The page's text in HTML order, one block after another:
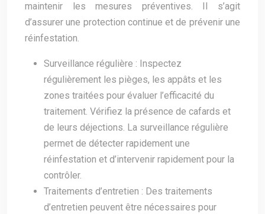
maintenir les mesures préventives. Il s’agit
d’assurer une protection continue et de prévenir une
réinfestation.
Surveillance régulière : Inspectez
régulièrement les pièges, les appâts et les
zones traitées pour évaluer l’efficacité du
traitement. Vérifiez la présence de cafards et
de leurs déjections. La surveillance régulière
permet de détecter rapidement une
réinfestation et d’intervenir rapidement pour la
contrôler.
Traitements d’entretien : Des traitements
d’entretien peuvent être nécessaires pour